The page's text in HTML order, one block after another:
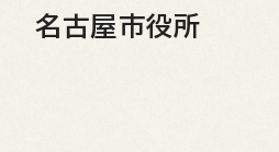
名古屋市役所